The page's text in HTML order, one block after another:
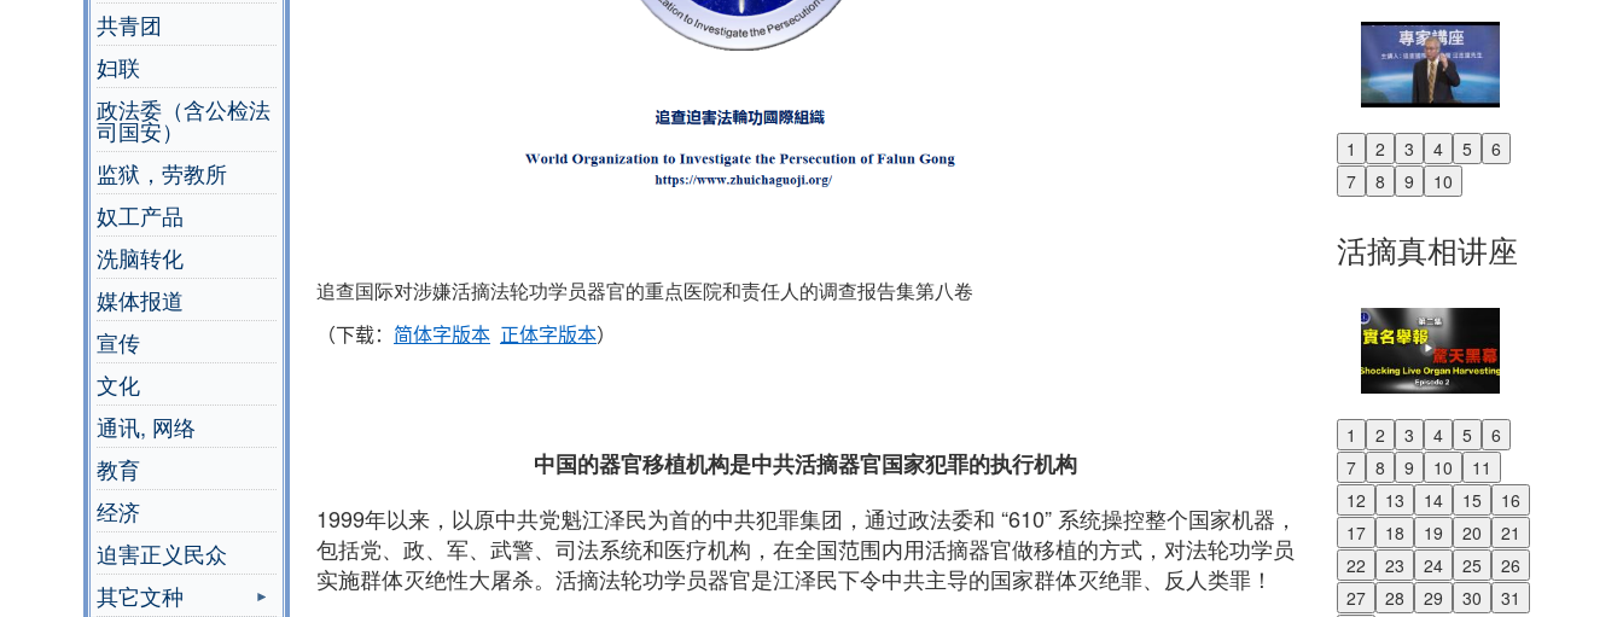
共青团
妇联
政法委（含公检法
司国安）
监狱，劳教所
奴工产品
洗脑转化
媒体报道
宣传
文化
通讯, 网络
教育
经济
迫害正义民众
其它文种
追查国际对涉嫌活摘法轮功学员器官的重点医院和责任人的调查报告集第八卷
（下载： 简体字版本 正体字版本）
中国的器官移植机构是中共活摘器官国家犯罪的执行机构
1999年以来，以原中共党魁江泽民为首的中共犯罪集团，通过政法委和 “610” 系统操控整个国家机器，
包括党、政、军、武警、司法系统和医疗机构，在全国范围内用活摘器官做移植的方式，对法轮功学员
实施群体灭绝性大屠杀。活摘法轮功学员器官是江泽民下令中共主导的国家群体灭绝罪、反人类罪！
1 2 3 4 5
6
7
8 9 10
Previous
Next
活摘真相讲座
1 2 3 4 5
6
7
8 9 10
11
12
13 14 15
16
17
18 19 20
21
22
23 24 25
26
27
28 29 30
31
Previous
Next